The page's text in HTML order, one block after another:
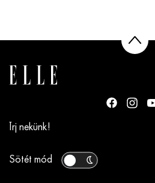
Írj nekünk!
Sötét mód